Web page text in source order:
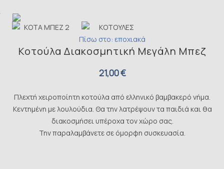
Πίσω στο: εποχιακά
Κοτούλα Διακοσμητική Μεγάλη Μπεζ
21,00 €
Πλεχτή χειροποίητη κοτούλα από ελληνικό βαμβακερό νήμα.
Κεντημένη με λουλούδια. Θα την λατρέψουν τα παιδιά και θα
διακοσμήσει υπέροχα τον χώρο σας.
Την παραλαμβάνετε σε όμορφη συσκευασία.